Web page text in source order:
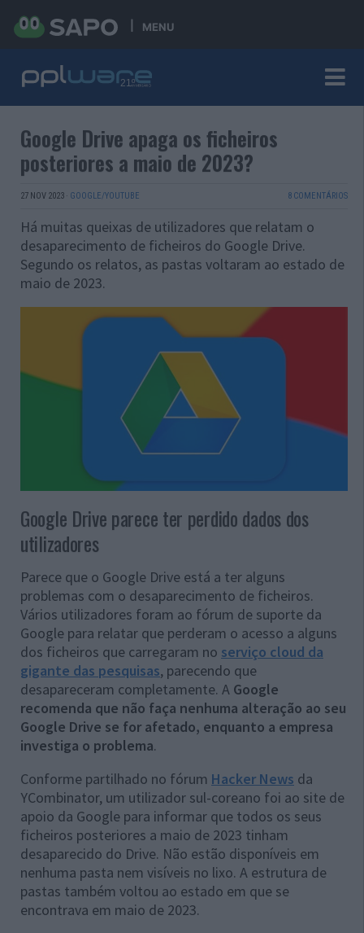
MENU
Google Drive apaga os ficheiros
posteriores a maio de 2023?
27 NOV 2023 · GOOGLE/YOUTUBE 8 COMENTÁRIOS
Há muitas queixas de utilizadores que relatam o
desaparecimento de ficheiros do Google Drive.
Segundo os relatos, as pastas voltaram ao estado de
maio de 2023.
Google Drive parece ter perdido dados dos
utilizadores
Parece que o Google Drive está a ter alguns
problemas com o desaparecimento de ficheiros.
Vários utilizadores foram ao fórum de suporte da
Google para relatar que perderam o acesso a alguns
dos ficheiros que carregaram no serviço cloud da
gigante das pesquisas, parecendo que
desapareceram completamente. A Google
recomenda que não faça nenhuma alteração ao seu
Google Drive se for afetado, enquanto a empresa
investiga o problema.
Conforme partilhado no fórum Hacker News da
YCombinator, um utilizador sul-coreano foi ao site de
apoio da Google para informar que todos os seus
ficheiros posteriores a maio de 2023 tinham
desaparecido do Drive. Não estão disponíveis em
nenhuma pasta nem visíveis no lixo. A estrutura de
pastas também voltou ao estado em que se
encontrava em maio de 2023.